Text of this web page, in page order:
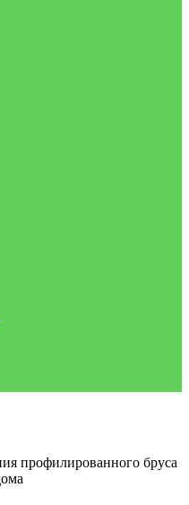
профилированного бруса